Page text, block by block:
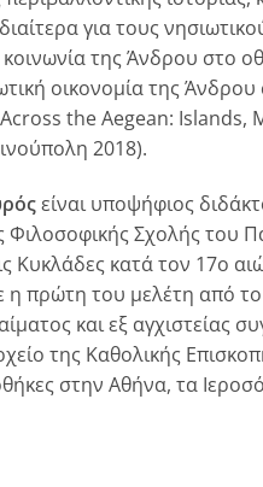
για τους
της Άνδρου στο
οικονομία της
the Aegean:
2018).
είναι υποψήφιος
Φιλοσοφικής Σχολής του
Κυκλάδες κατά τον 17ο
η πρώτη του μελέτη από
και εξ αγχιστείας
της Καθολικής
στην Αθήνα, τα